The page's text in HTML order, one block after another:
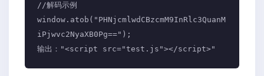
//解码示例
window.atob("PHNjcmlwdCBzcmM9InRlc3QuanM
iPjwvc2NyaXB0Pg==");